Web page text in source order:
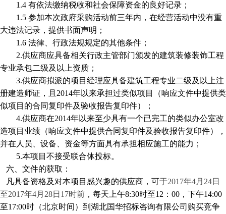
1.4 有依法缴纳税收和社会保障资金的良好记录；
1.5 参加本次政府采购活动前三年内，在经营活动中没有重
大违法记录，提供书面声明；
1.6 法律、行政法规规定的其他条件；
2.供应商应具备相关行政主管部门颁发的建筑装修装饰工程
专业承包二级及以上资质；
3.供应商拟派的项目经理应具备建筑工程专业二级及以上注
册建造师证，且 2014年以来承担过类似项目（响应文件中提供类
似项目的合同复印件及验收报告复印件）；
4.供应商在2014年以来至少具有一个已完工的类似办公室改
造项目业绩（响应文件中提供合同复印件及验收报告复印件），
并在人员、设备、资金等方面具有承担相应施工的能力；
5.本项目不接受联合体投标。
六、文件的获取：
凡具备资格及对本项目感兴趣的供应商，可于2017年4月 24日
至2017年4月 28日 17时前 ，每天上午8:30时至12：00，下午14:00
至17:00时（北京时间）到湖北国华招标咨询有限公司购买竞争